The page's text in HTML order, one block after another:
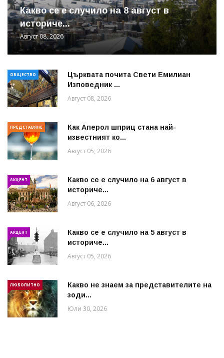
Какво се е случило на 8 август в
историче...
Август 08, 2026
ОБЩЕСТВО
Църквата почита Свeти Емилиан
Изповедник ...
Август 08, 2026
ПРЕДСТАВЯНЕ
Как Аперол шприц стана най-
известният ко...
Август 05, 2026
АКЦЕНТ
Какво се е случило на 6 август в
историче...
Август 06, 2026
АКЦЕНТ
Какво се е случило на 5 август в
историче...
Август 05, 2026
ЛЮБОПИТНО
Какво не знаем за представителите на
зоди...
Юли 30, 2026